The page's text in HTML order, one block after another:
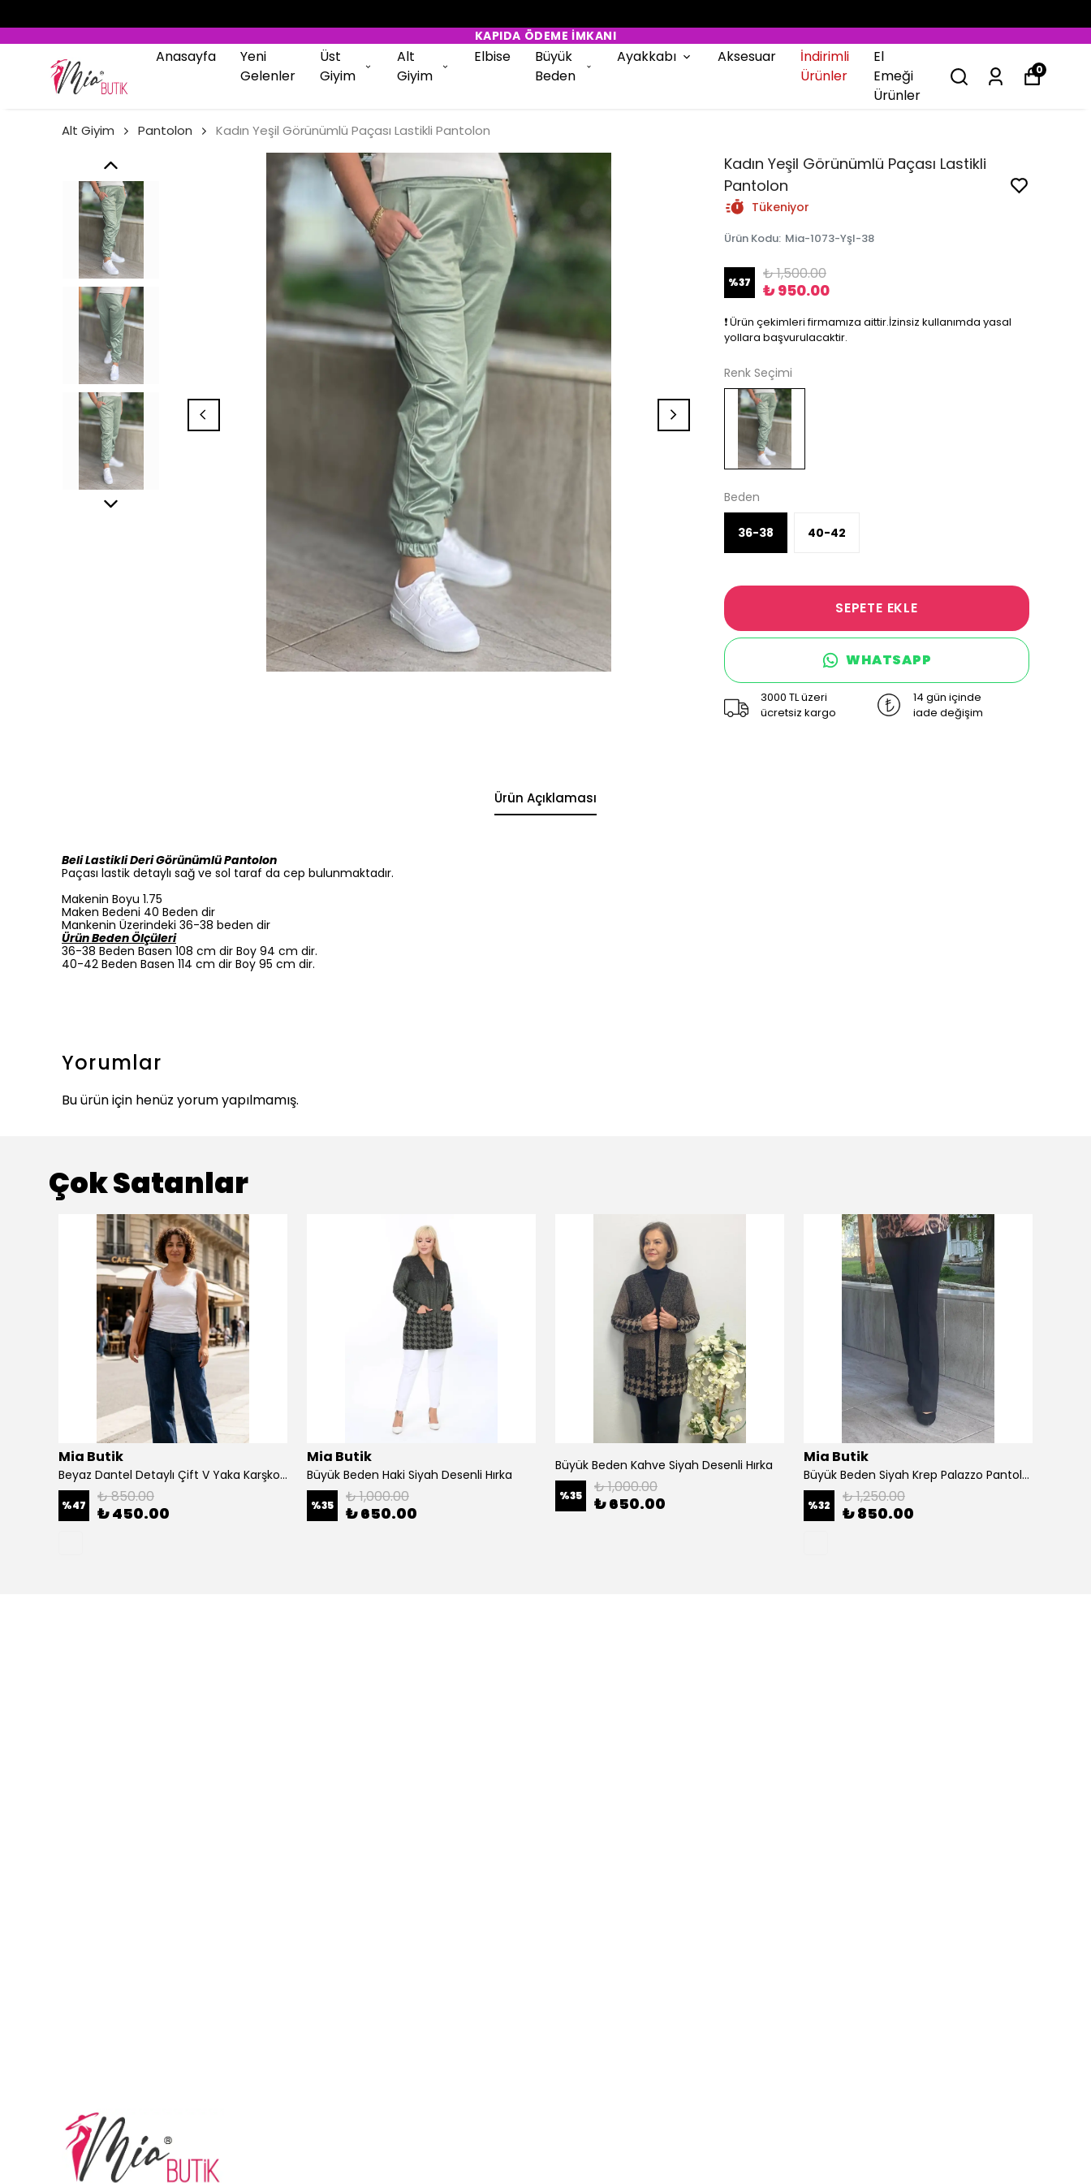
Anasayfa
Yeni
Gelenler
Üst
Giyim
Alt
Giyim
Elbise
Büyük
Beden
Ayakkabı Aksesuar
İndirimli
Ürünler
El
Emeği
Ürünler
0
Alt Giyim Pantolon Kadın Yeşil Görünümlü Paçası Lastikli Pantolon
Kadın Yeşil Görünümlü Paçası Lastikli
Pantolon
Tükeniyor
Ürün Kodu: Mia-1073-Yşl-38
%37 ₺ 1,500.00
₺ 950.00
❗️ Ürün çekimleri firmamıza aittir.İzinsiz kullanımda yasal
yollara başvurulacaktir.
Renk Seçimi
Beden
36-38 40-42
SEPETE EKLE
WHATSAPP
3000 TL üzeri
ücretsiz kargo
14 gün içinde
iade değişim
Ürün Açıklaması
Beli Lastikli Deri Görünümlü Pantolon
Paçası lastik detaylı sağ ve sol taraf da cep bulunmaktadır.
Makenin Boyu 1.75
Maken Bedeni 40 Beden dir
Mankenin Üzerindeki 36-38 beden dir
Ürün Beden Ölçüleri
36-38 Beden Basen 108 cm dir Boy 94 cm dir.
40-42 Beden Basen 114 cm dir Boy 95 cm dir.
Yorumlar
Bu ürün için henüz yorum yapılmamış.
Çok Satanlar
Mia Butik
Beyaz Dantel Detaylı Çift V Yaka Karşkorse Esnek Bluz
%47 ₺ 850.00
₺ 450.00
Mia Butik
Büyük Beden Haki Siyah Desenli Hırka
%35 ₺ 1,000.00
₺ 650.00
Büyük Beden Kahve Siyah Desenli Hırka
%35 ₺ 1,000.00
₺ 650.00
Mia Butik
Büyük Beden Siyah Krep Palazzo Pantolon
%32 ₺ 1,250.00
₺ 850.00